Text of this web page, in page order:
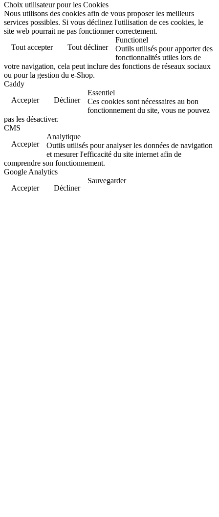
Choix utilisateur pour les Cookies
Nous utilisons des cookies afin de vous proposer les meilleurs
services possibles. Si vous déclinez l'utilisation de ces cookies, le
site web pourrait ne pas fonctionner correctement.
Tout accepter
Tout décliner
Functionel
Outils utilisés pour apporter des
fonctionnalités utiles lors de
votre navigation, cela peut inclure des fonctions de réseaux sociaux
ou pour la gestion du e-Shop.
Caddy
Accepter
Décliner
Essentiel
Ces cookies sont nécessaires au bon
fonctionnement du site, vous ne pouvez
pas les désactiver.
CMS
Accepter
Analytique
Outils utilisés pour analyser les données de navigation
et mesurer l'efficacité du site internet afin de
comprendre son fonctionnement.
Google Analytics
Accepter
Décliner
Sauvegarder